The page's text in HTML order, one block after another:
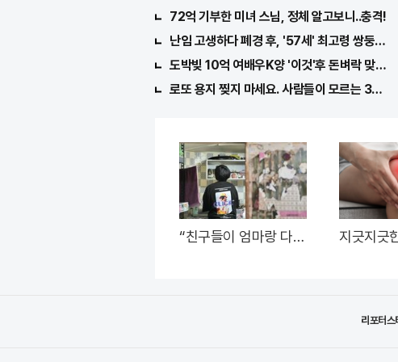
72억 기부한 미녀 스님, 정체 알고보니..충격!
난임 고생하다 폐경 후, '57세' 최고령 쌍둥이 출
도박빚 10억 여배우K양 '이것'후 돈벼락 맞아..
로또 용지 찢지 마세요. 사람들이 모르는 3가지!!
“친구들이 엄마랑 다퉜
지긋지긋
리포터스